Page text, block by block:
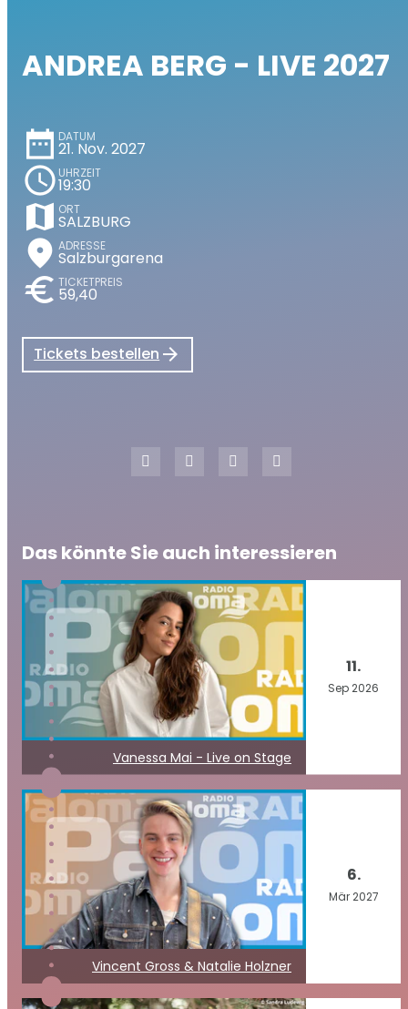
ANDREA BERG - LIVE 2027
date_range DATUM
21. Nov. 2027
schedule UHRZEIT
19:30
map ORT
SALZBURG
place ADRESSE
Salzburgarena
euro TICKETPREIS
59,40
Tickets bestellen
Das könnte Sie auch interessieren
Vanessa Mai - Live on Stage
11.
Sep2026
Vincent Gross & Natalie Holzner
6.
Mär 2027